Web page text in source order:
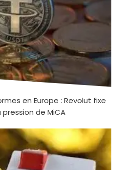
en Europe : Revolut fixe
de MiCA